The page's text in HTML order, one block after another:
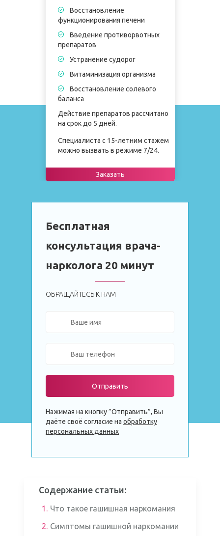
Восстановление
функционирования печени
Введение противорвотных
препаратов
Устранение судорог
Витаминизация организма
Восстановление солевого
баланса
Действие препаратов рассчитано
на срок до 5 дней.
Специалиста с 15-летним стажем
можно вызвать в режиме 7/24.
Заказать
Бесплатная
консультация врача-
нарколога 20 минут
ОБРАЩАЙТЕСЬ К НАМ
Отправить
Нажимая на кнопку ”Отправить”, Вы
даёте своё согласие на обработку
персональных данных
Содержание статьи:
1. Что такое гашишная наркомания
2. Симптомы гашишной наркомании